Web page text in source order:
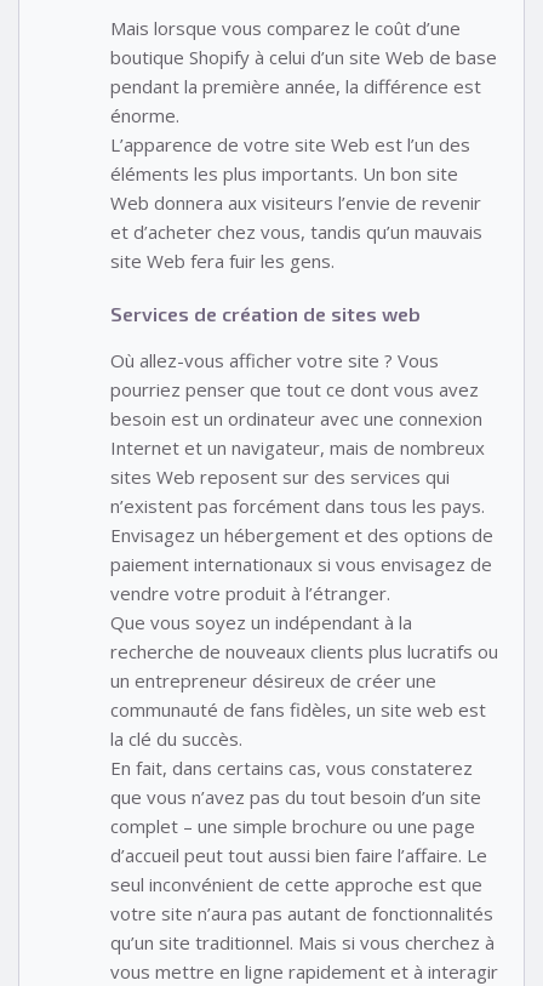
Mais lorsque vous comparez le coût d’une
boutique Shopify à celui d’un site Web de base
pendant la première année, la différence est
énorme.
L’apparence de votre site Web est l’un des
éléments les plus importants. Un bon site
Web donnera aux visiteurs l’envie de revenir
et d’acheter chez vous, tandis qu’un mauvais
site Web fera fuir les gens.
Services de création de sites web
Où allez-vous afficher votre site ? Vous
pourriez penser que tout ce dont vous avez
besoin est un ordinateur avec une connexion
Internet et un navigateur, mais de nombreux
sites Web reposent sur des services qui
n’existent pas forcément dans tous les pays.
Envisagez un hébergement et des options de
paiement internationaux si vous envisagez de
vendre votre produit à l’étranger.
Que vous soyez un indépendant à la
recherche de nouveaux clients plus lucratifs ou
un entrepreneur désireux de créer une
communauté de fans fidèles, un site web est
la clé du succès.
En fait, dans certains cas, vous constaterez
que vous n’avez pas du tout besoin d’un site
complet – une simple brochure ou une page
d’accueil peut tout aussi bien faire l’affaire. Le
seul inconvénient de cette approche est que
votre site n’aura pas autant de fonctionnalités
qu’un site traditionnel. Mais si vous cherchez à
vous mettre en ligne rapidement et à interagir